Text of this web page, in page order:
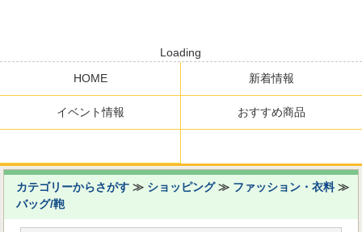
Loading
HOME
新着情報
イベント情報 おすすめ商品
カテゴリーからさがす ≫ ショッピング≫ ファッション・衣料≫
バッグ/鞄